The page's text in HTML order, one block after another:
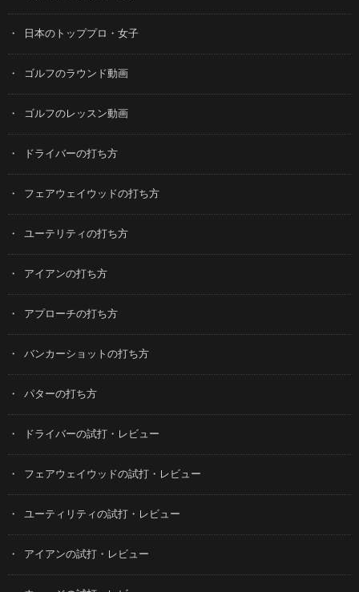
日本のトッププロ・女子
ゴルフのラウンド動画
ゴルフのレッスン動画
ドライバーの打ち方
フェアウェイウッドの打ち方
ユーテリティの打ち方
アイアンの打ち方
アプローチの打ち方
バンカーショットの打ち方
パターの打ち方
ドライバーの試打・レビュー
フェアウェイウッドの試打・レビュー
ユーティリティの試打・レビュー
アイアンの試打・レビュー